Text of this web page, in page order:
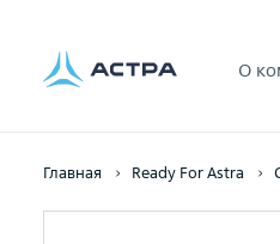
О
Главная Ready For Astra